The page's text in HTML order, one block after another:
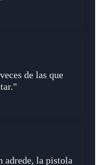
de las que
adrede, la pistola